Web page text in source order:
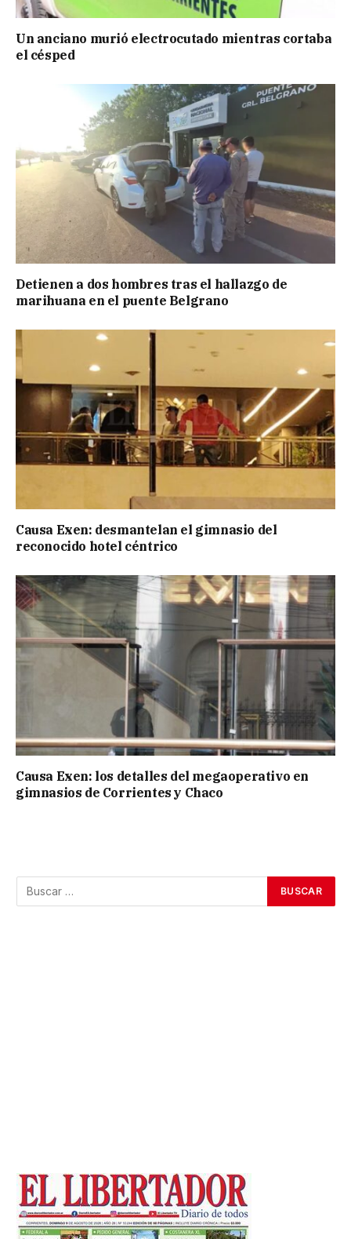
Un anciano murió electrocutado mientras cortaba
el césped
Detienen a dos hombres tras el hallazgo de
marihuana en el puente Belgrano
Causa Exen: desmantelan el gimnasio del
reconocido hotel céntrico
Causa Exen: los detalles del megaoperativo en
gimnasios de Corrientes y Chaco